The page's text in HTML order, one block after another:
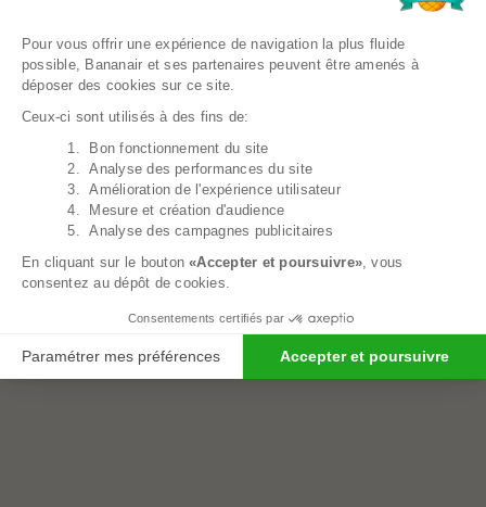
Pouf Géant Microsuède - 180 Cm - Banabag
409,00€
Plateforme de Gestion du
Pour vous offrir une expérience de navigation la plus fluide
possible, Bananair et ses partenaires peuvent être amenés à
déposer des cookies sur ce site.
Ceux-ci sont utilisés à des fins de:
1. Bon fonctionnement du site
2. Analyse des performances du site
3. Amélioration de l'expérience utilisateur
4. Mesure et création d'audience
5. Analyse des campagnes publicitaires
En cliquant sur le bouton«Accepter et poursuivre», vous
consentez au dépôt de cookies.
Consentements certifiés par
Paramétrer mes préférences Accepter et poursuivre
Axeptio consent